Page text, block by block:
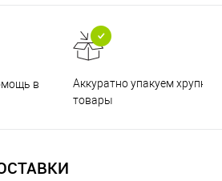
в
Аккуратно упакуем хрупкие
товары